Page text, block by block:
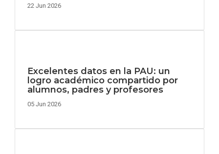
22 Jun 2026
Excelentes datos en la PAU: un
logro académico compartido por
alumnos, padres y profesores
05 Jun 2026